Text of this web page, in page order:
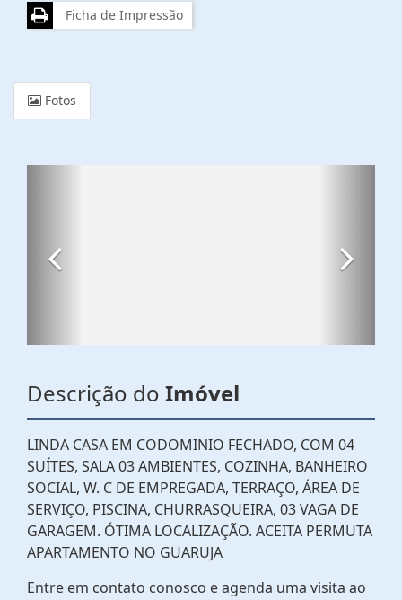
Ficha de Impressão
Fotos
Descrição do Imóvel
LINDA CASA EM CODOMINIO FECHADO, COM 04
SUÍTES, SALA 03 AMBIENTES, COZINHA, BANHEIRO
SOCIAL, W. C DE EMPREGADA, TERRAÇO, ÁREA DE
SERVIÇO, PISCINA, CHURRASQUEIRA, 03 VAGA DE
GARAGEM. ÓTIMA LOCALIZAÇÃO. ACEITA PERMUTA
APARTAMENTO NO GUARUJA
Entre em contato conosco e agenda uma visita ao